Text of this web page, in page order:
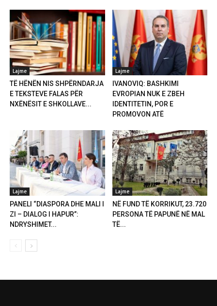
Lajme
TË HËNËN NIS SHPËRNDARJA
E TEKSTEVE FALAS PËR
NXËNËSIT E SHKOLLAVE...
Lajme
IVANOVIQ: BASHKIMI
EVROPIAN NUK E ZBEH
IDENTITETIN, POR E
PROMOVON ATË
Lajme
PANELI “DIASPORA DHE MALI I
ZI – DIALOG I HAPUR”:
NDRYSHIMET...
Lajme
NË FUND TË KORRIKUT, 23.720
PERSONA TË PAPUNË NË MAL
TË...